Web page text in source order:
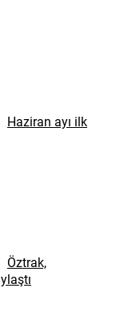
Haziran ayı ilk
Öztrak,